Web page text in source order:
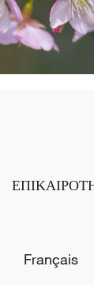
Français